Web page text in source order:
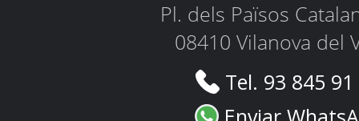
Pl. dels Països
08410 Vilanova del
Tel. 93 845